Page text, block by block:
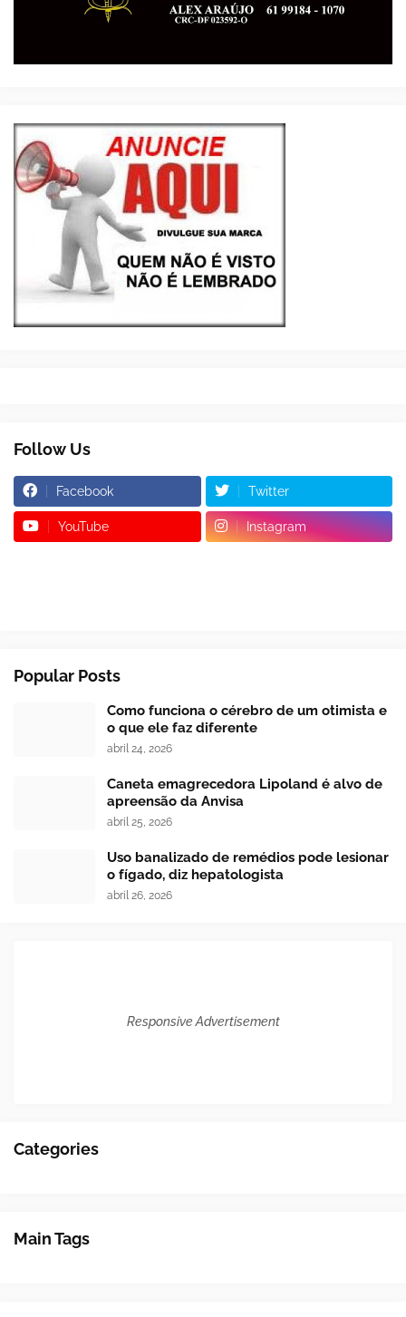
Follow Us
Facebook Twitter
YouTube Instagram
Popular Posts
Como funciona o cérebro de um otimista e
o que ele faz diferente
abril 24, 2026
Caneta emagrecedora Lipoland é alvo de
apreensão da Anvisa
abril 25, 2026
Uso banalizado de remédios pode lesionar
o fígado, diz hepatologista
abril 26, 2026
Responsive Advertisement
Categories
Main Tags